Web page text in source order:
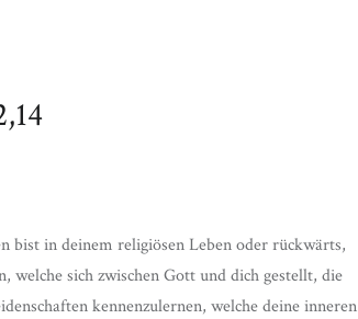
bist in deinem religiösen Leben oder rückwärts,
welche sich zwischen Gott und dich gestellt, die
kennenzulernen, welche deine inneren